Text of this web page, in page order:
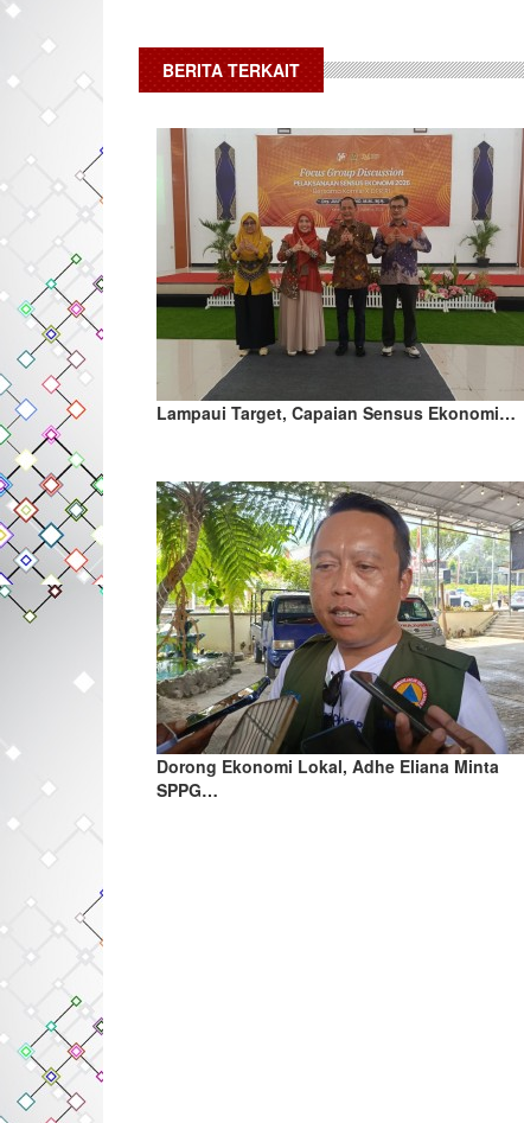
BERITA TERKAIT
Lampaui Target, Capaian Sensus Ekonomi…
Dorong Ekonomi Lokal, Adhe Eliana Minta
SPPG…